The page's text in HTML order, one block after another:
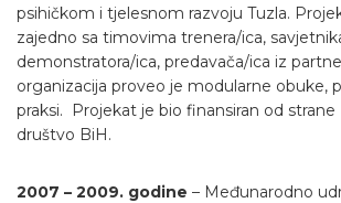
psihičkom i tjelesnom razvoju Tuzla.
zajedno sa timovima trenera/ica,
demonstratora/ica, predavača/ica iz
organizacija proveo je modularne obuke,
praksi. Projekat je bio finansiran od
društvo BiH.
2007 – 2009. godine – Međunarodno